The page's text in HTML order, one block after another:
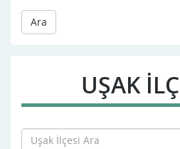
Ara
UŞAK